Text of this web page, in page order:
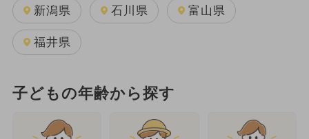
新潟県 石川県 富山県
福井県
子どもの年齢から探す